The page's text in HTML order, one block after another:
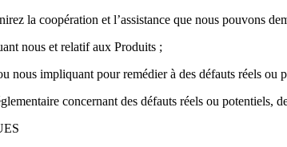
la coopération et l’assistance que nous pouvons
nous et relatif aux Produits ;
nous impliquant pour remédier à des défauts réels
concernant des défauts réels ou potentiels,